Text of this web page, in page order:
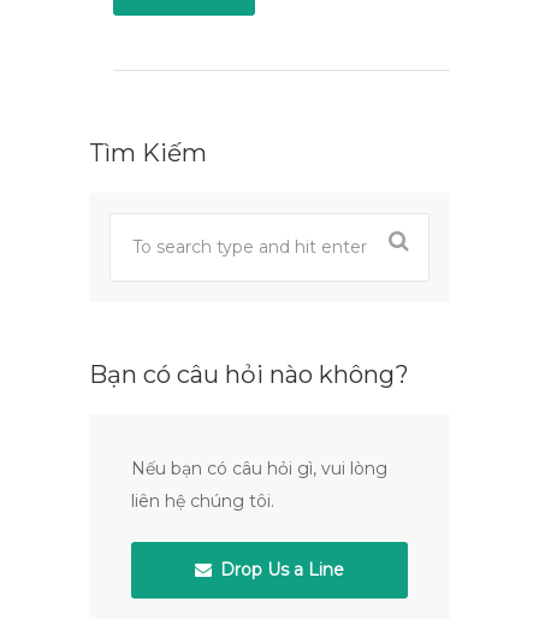
Tìm Kiếm
Bạn có câu hỏi nào không?
Nếu bạn có câu hỏi gì, vui lòng
liên hệ chúng tôi.
Drop Us a Line